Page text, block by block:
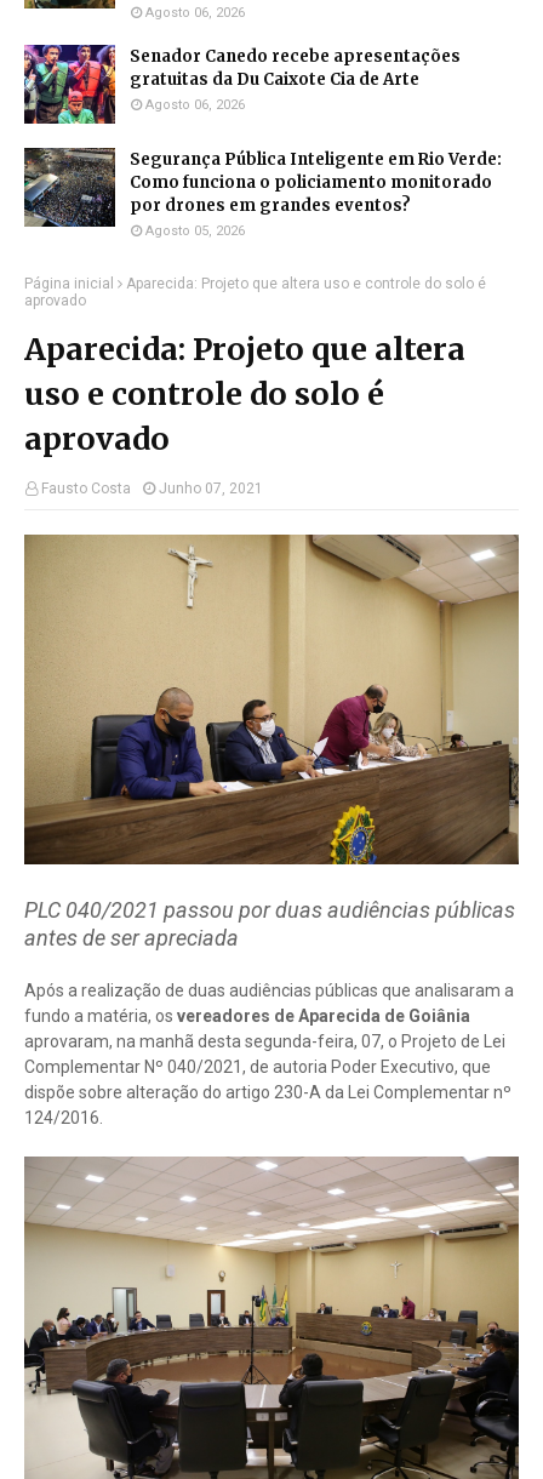
Agosto 06, 2026
Senador Canedo recebe apresentações
gratuitas da Du Caixote Cia de Arte
Agosto 06, 2026
Segurança Pública Inteligente em Rio Verde:
Como funciona o policiamento monitorado
por drones em grandes eventos?
Agosto 05, 2026
Página inicial
Aparecida: Projeto que altera uso e controle do solo é
aprovado
Aparecida: Projeto que altera
uso e controle do solo é
aprovado
Fausto Costa Junho 07, 2021
PLC 040/2021 passou por duas audiências públicas
antes de ser apreciada
Após a realização de duas audiências públicas que analisaram a
fundo a matéria, os vereadores de Aparecida de Goiânia
aprovaram, na manhã desta segunda-feira, 07, o Projeto de Lei
Complementar Nº 040/2021, de autoria Poder Executivo, que
dispõe sobre alteração do artigo 230-A da Lei Complementar nº
124/2016.